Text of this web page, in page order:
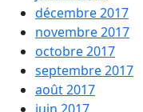
décembre 2017
novembre 2017
octobre 2017
septembre 2017
août 2017